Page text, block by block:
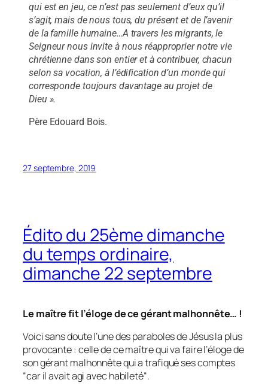
qui est en jeu, ce n’est pas seulement d’eux qu’il
s’agit, mais de nous tous, du présent et de l’avenir
de la famille humaine…A travers les migrants, le
Seigneur nous invite à nous réapproprier notre vie
chrétienne dans son entier et à contribuer, chacun
selon sa vocation, à l’édification d’un monde qui
corresponde toujours davantage au projet de
Dieu ».
Père Edouard Bois.
27 septembre, 2019
Édito du 25ème dimanche
du temps ordinaire,
dimanche 22 septembre
Le maître fit l’éloge de ce gérant malhonnête… !
Voici sans doute l’une des paraboles de Jésus la plus
provocante : celle de ce maître qui va faire l’éloge de
son gérant malhonnête qui a trafiqué ses comptes
“car il avait agi avec habileté“.